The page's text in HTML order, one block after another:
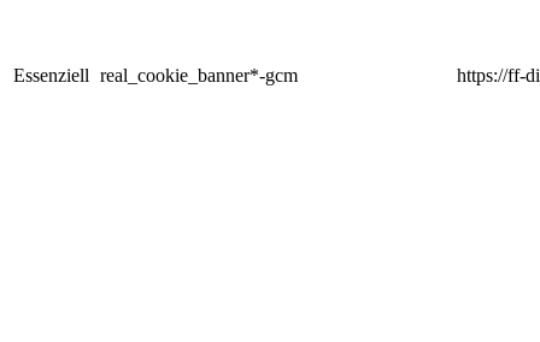
Essenziell real_cookie_banner*-gcm https://ff-